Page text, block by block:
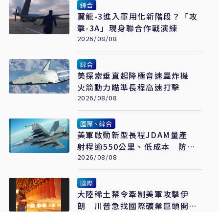
綜合
翼龍-3進入軍用化新階段？「攻
擊-3A」現身聯合作戰演練
2026/08/08
綜合
美探索垂直起降極音速轟炸機
火箭動力瞄準長程高速打擊
2026/08/08
國際、綜合
美軍啟動新型長程JDAM量產
射程逾550公里、低成本 防區
外打擊新利器
2026/08/08
國際
大陸稀土禁令牽制美軍攻擊伊
朗 川普急找國際礦業巨頭開會